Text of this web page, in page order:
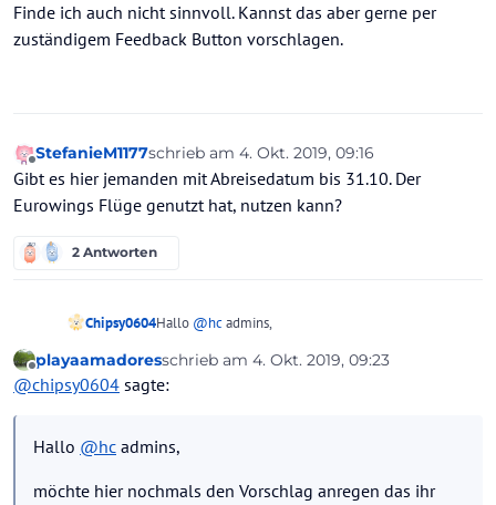
Finde ich auch nicht sinnvoll. Kannst das aber gerne per
zuständigem Feedback Button vorschlagen.
Offline
StefanieM1177schrieb am 4. Okt. 2019, 09:16
zuletzt editiert von
Gibt es hier jemanden mit Abreisedatum bis 31.10. Der
Eurowings Flüge genutzt hat, nutzen kann?
2 Antworten
Chipsy0604Hallo @hcadmins,
möchte hier nochmals den Vorschlag anregen das
ihr sämtliche Hotels mit einem speziellen Award
schnelle Entscheidung treffen zu können. Ohne das
DANKE
Offline
playaamadoresschrieb am 4. Okt. 2019, 09:23
zuletzt editiert von
@chipsy0604 sagte:
Hallo @hc admins,
möchte hier nochmals den Vorschlag anregen das ihr